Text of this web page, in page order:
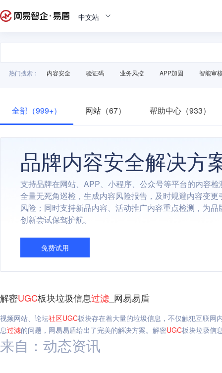
中文站
热门搜索： 内容安全 验证码 业务风控 APP加固 智能审
全部（999+） 网站（67） 帮助中心（933）
品牌内容安全解决方
支持品牌在网站、APP、小程序、公众号等平台的内容检
全量无死角巡检，生成内容风险报告，及时规避内容变更
风险；同时支持新品内容、活动推广内容重点检测，为品
创新尝试保驾护航。
免费试用
解密UGC板块垃圾信息过滤 _网易易盾
视频网站、论坛社区UGC板块存在着大量的垃圾信息，不仅触犯互联网
息过滤的问题，网易易盾给出了完美的解决方案。解密UGC板块垃圾信
来自：动态资讯